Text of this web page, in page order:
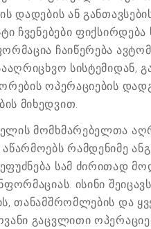
დადების ან
ჩვენებები
ჩაიწერება
სისტემიდან,
ოპერაციების
მიხედვით.
მომხმარებელთა
რამდენიმე
სამ ძირითად
ისინი
თანამშრომლების და
გაცვლითი